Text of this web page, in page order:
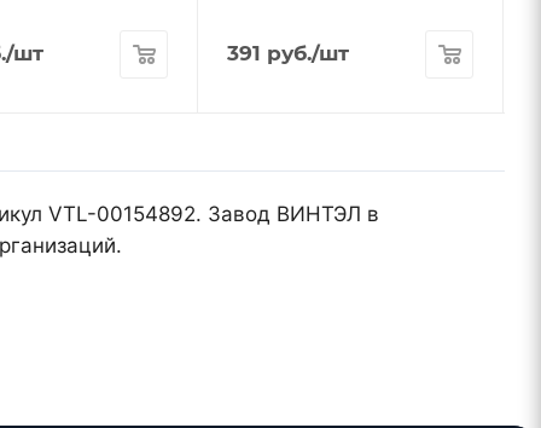
/шт 391 руб./шт
VTL-00154892. Завод ВИНТЭЛ в